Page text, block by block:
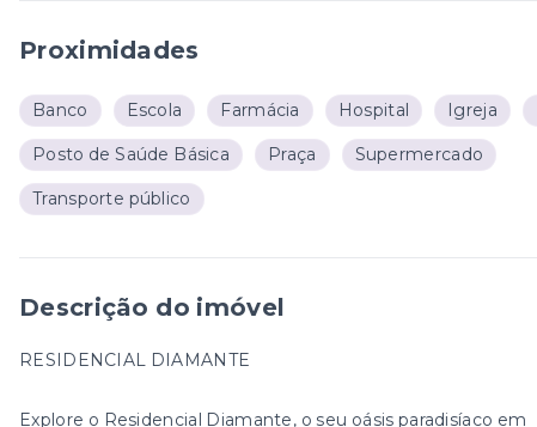
Proximidades
Banco Escola Farmácia Hospital Igreja
Posto de Saúde Básica Praça Supermercado
Transporte público
Descrição do imóvel
RESIDENCIAL DIAMANTE
Explore o Residencial Diamante, o seu oásis paradisíaco em